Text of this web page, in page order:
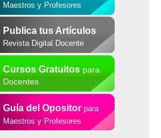
Maestros y Profesores
Publica tus Artículos
Revista Digital Docente
Cursos Gratuitospara
Docentes
Guía del Opositor para
Maestros y Profesores